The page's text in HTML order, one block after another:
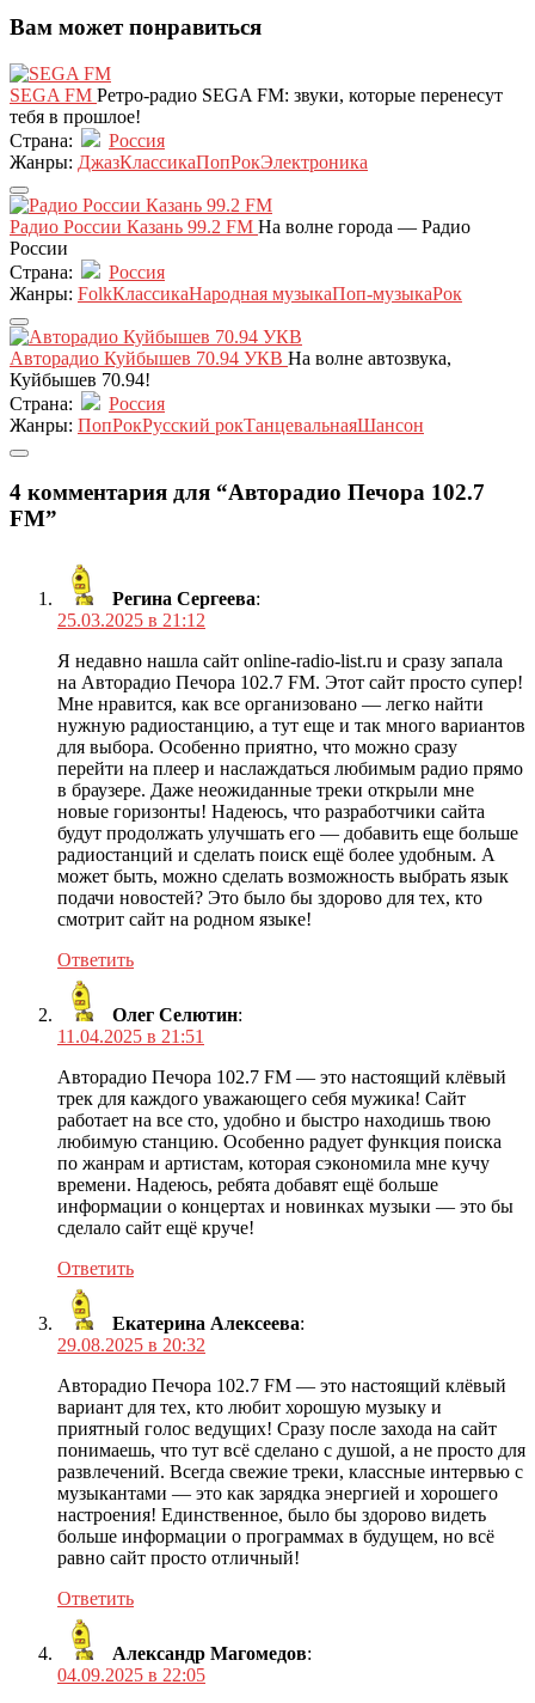
Вам может понравиться
SEGA FM Ретро-радио SEGA FM: звуки, которые перенесут
тебя в прошлое!
Страна:
Россия
Жанры: ДжазКлассикаПопРокЭлектроника
Радио России Казань 99.2 FM На волне города — Радио
России
Страна:
Россия
Жанры: FolkКлассикаНародная музыкаПоп-музыкаРок
Авторадио Куйбышев 70.94 УКВ На волне автозвука,
Куйбышев 70.94!
Страна:
Россия
Жанры: ПопРокРусский рокТанцевальнаяШансон
4 комментария для “Авторадио Печора 102.7
FM”
Регина Сергеева:
25.03.2025 в 21:12
Я недавно нашла сайт online-radio-list.ru и сразу запала
на Авторадио Печора 102.7 FM. Этот сайт просто супер!
Мне нравится, как все организовано — легко найти
нужную радиостанцию, а тут еще и так много вариантов
для выбора. Особенно приятно, что можно сразу
перейти на плеер и наслаждаться любимым радио прямо
в браузере. Даже неожиданные треки открыли мне
новые горизонты! Надеюсь, что разработчики сайта
будут продолжать улучшать его — добавить еще больше
радиостанций и сделать поиск ещё более удобным. А
может быть, можно сделать возможность выбрать язык
подачи новостей? Это было бы здорово для тех, кто
смотрит сайт на родном языке!
Ответить
Олег Селютин:
11.04.2025 в 21:51
Авторадио Печора 102.7 FM — это настоящий клёвый
трек для каждого уважающего себя мужика! Сайт
работает на все сто, удобно и быстро находишь твою
любимую станцию. Особенно радует функция поиска
по жанрам и артистам, которая сэкономила мне кучу
времени. Надеюсь, ребята добавят ещё больше
информации о концертах и новинках музыки — это бы
сделало сайт ещё круче!
Ответить
Екатерина Алексеева:
29.08.2025 в 20:32
Авторадио Печора 102.7 FM — это настоящий клёвый
вариант для тех, кто любит хорошую музыку и
приятный голос ведущих! Сразу после захода на сайт
понимаешь, что тут всё сделано с душой, а не просто для
развлечений. Всегда свежие треки, классные интервью с
музыкантами — это как зарядка энергией и хорошего
настроения! Единственное, было бы здорово видеть
больше информации о программах в будущем, но всё
равно сайт просто отличный!
Ответить
Александр Магомедов:
04.09.2025 в 22:05